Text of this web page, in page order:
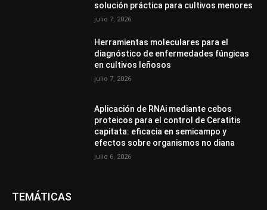
solución práctica para cultivos menores
julio 7, 2026
Herramientas moleculares para el
diagnóstico de enfermedades fúngicas
en cultivos leñosos
julio 7, 2026
Aplicación de RNAi mediante cebos
proteicos para el control de Ceratitis
capitata: eficacia en semicampo y
efectos sobre organismos no diana
julio 6, 2026
TEMÁTICAS